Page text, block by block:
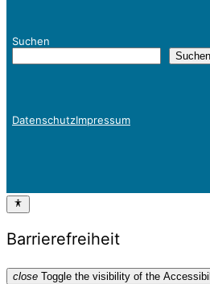
Suchen
Suchen
DatenschutzImpressum
Barrierefreiheit
close Toggle the visibility of the